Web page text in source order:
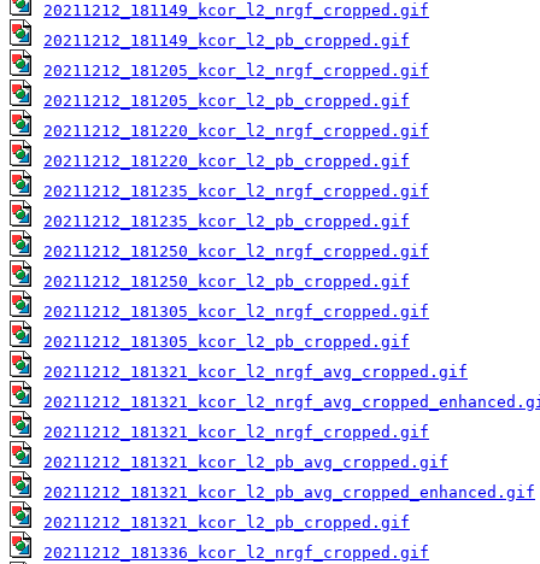
20211212_181149_kcor_l2_nrgf_cropped.gif
20211212_181149_kcor_l2_pb_cropped.gif
20211212_181205_kcor_l2_nrgf_cropped.gif
20211212_181205_kcor_l2_pb_cropped.gif
20211212_181220_kcor_l2_nrgf_cropped.gif
20211212_181220_kcor_l2_pb_cropped.gif
20211212_181235_kcor_l2_nrgf_cropped.gif
20211212_181235_kcor_l2_pb_cropped.gif
20211212_181250_kcor_l2_nrgf_cropped.gif
20211212_181250_kcor_l2_pb_cropped.gif
20211212_181305_kcor_l2_nrgf_cropped.gif
20211212_181305_kcor_l2_pb_cropped.gif
20211212_181321_kcor_l2_nrgf_avg_cropped.gif
20211212_181321_kcor_l2_nrgf_cropped.gif
20211212_181321_kcor_l2_pb_avg_cropped.gif
20211212_181321_kcor_l2_pb_avg_cropped_enhanced.gif
20211212_181321_kcor_l2_pb_cropped.gif
20211212_181336_kcor_l2_nrgf_cropped.gif